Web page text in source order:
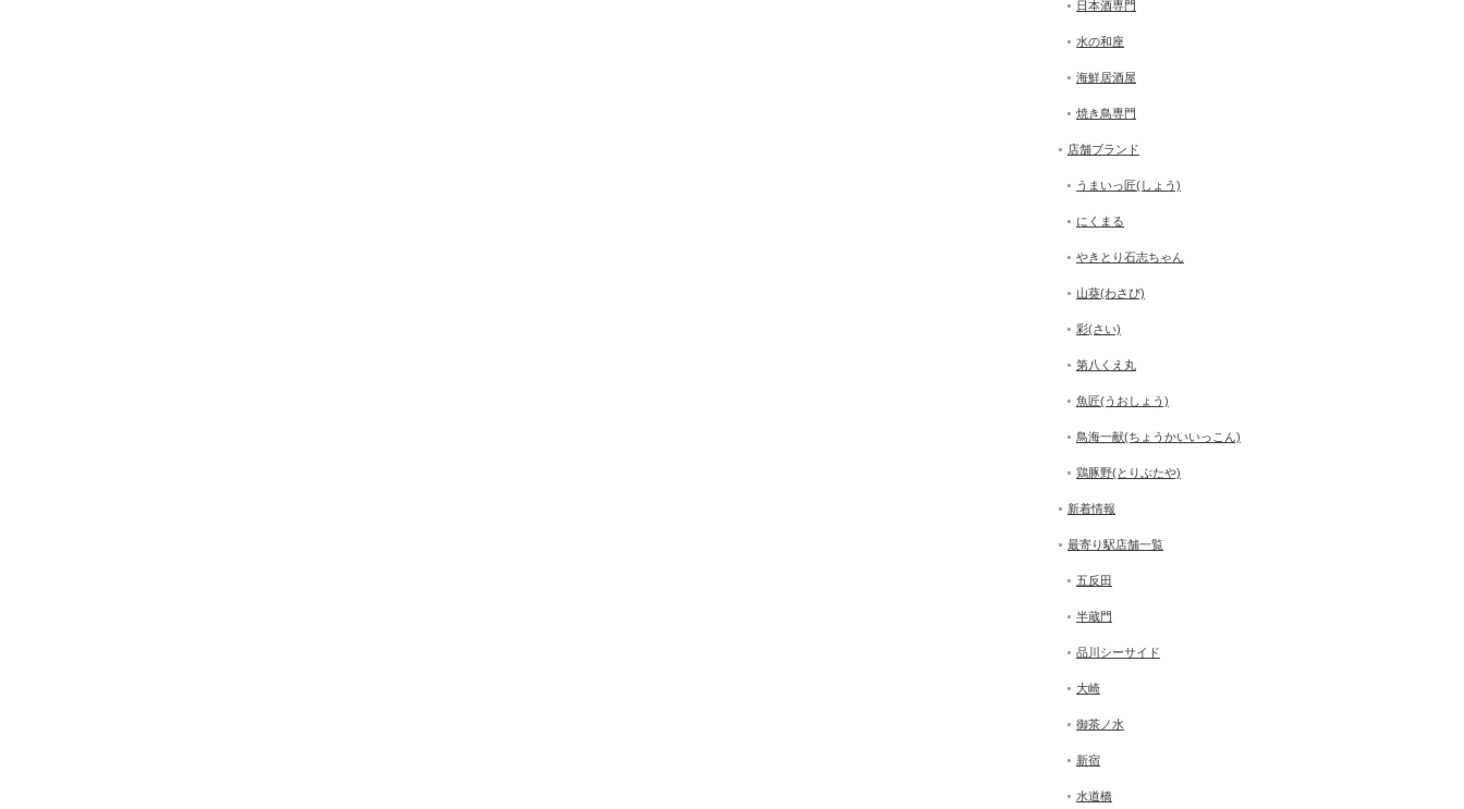
日本酒専門
水の和座
海鮮居酒屋
焼き鳥専門
店舗ブランド
うまいっ匠(しょう)
にくまる
やきとり石志ちゃん
山葵(わさび)
彩(さい)
第八くえ丸
魚匠(うおしょう)
鳥海一献(ちょうかいいっこん)
鶏豚野(とりぶたや)
新着情報
最寄り駅店舗一覧
五反田
半蔵門
品川シーサイド
大崎
御茶ノ水
新宿
水道橋